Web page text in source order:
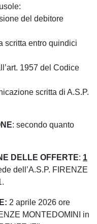
del debitore
scritta entro quindici
1957 del Codice
scritta di A.S.P.
: secondo quanto
DELLE OFFERTE: 1
dell’A.S.P. FIRENZE
2 aprile 2026 ore
MONTEDOMINI in